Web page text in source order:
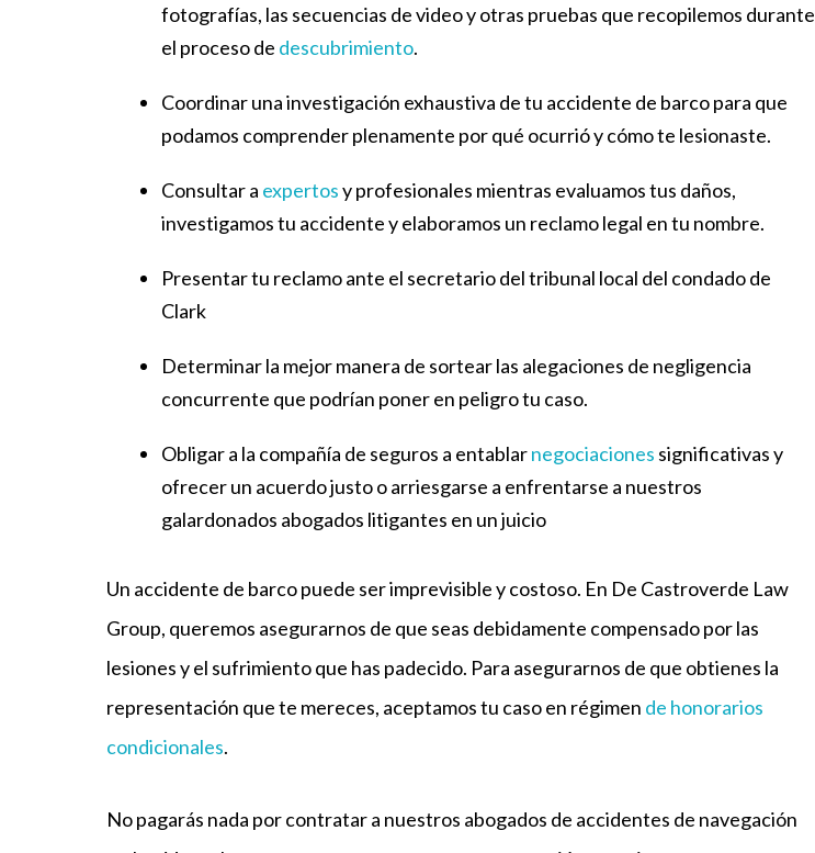
fotografías, las secuencias de video y otras pruebas que recopilemos durante
el proceso de descubrimiento.
Coordinar una investigación exhaustiva de tu accidente de barco para que
podamos comprender plenamente por qué ocurrió y cómo te lesionaste.
Consultar a expertosy profesionales mientras evaluamos tus daños,
investigamos tu accidente y elaboramos un reclamo legal en tu nombre.
Presentar tu reclamo ante el secretario del tribunal local del condado de
Clark
Determinar la mejor manera de sortear las alegaciones de negligencia
concurrente que podrían poner en peligro tu caso.
Obligar a la compañía de seguros a entablarnegociaciones significativas y
ofrecer un acuerdo justo o arriesgarse a enfrentarse a nuestros
galardonados abogados litigantes en un juicio
Un accidente de barco puede ser imprevisible y costoso. En De Castroverde Law
Group, queremos asegurarnos de que seas debidamente compensado por las
lesiones y el sufrimiento que has padecido. Para asegurarnos de que obtienes la
representación que te mereces, aceptamos tu caso en régimen de honorarios
condicionales.
No pagarás nada por contratar a nuestros abogados de accidentes de navegación